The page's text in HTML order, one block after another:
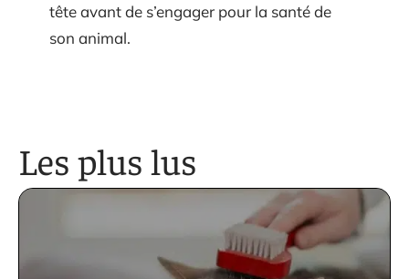
tête avant de s’engager pour la santé de
son animal.
Les plus lus